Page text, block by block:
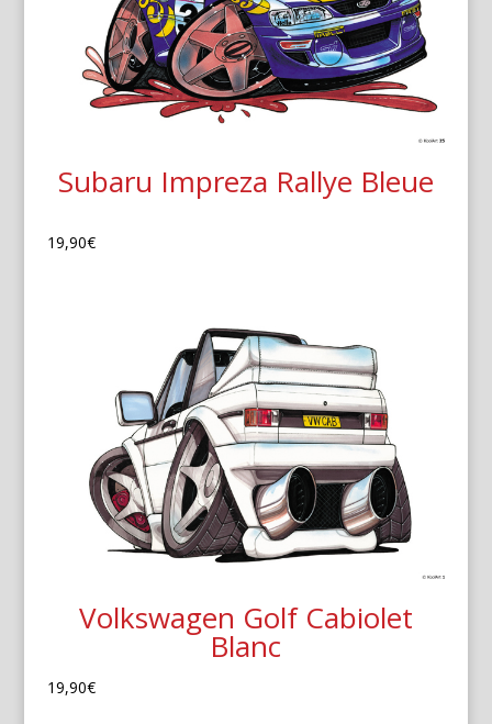
Subaru Impreza Rallye Bleue
19,90€
Volkswagen Golf Cabiolet
Blanc
19,90€